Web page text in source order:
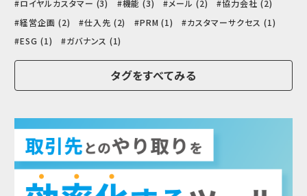
ロイヤルカスタマー (3)
機能 (3) メール (2)
協力会社 (2)
経営企画 (2)
仕入先 (2) PRM (1)
カスタマーサクセス (1)
ESG (1)
ガバナンス (1)
タグをすべてみる